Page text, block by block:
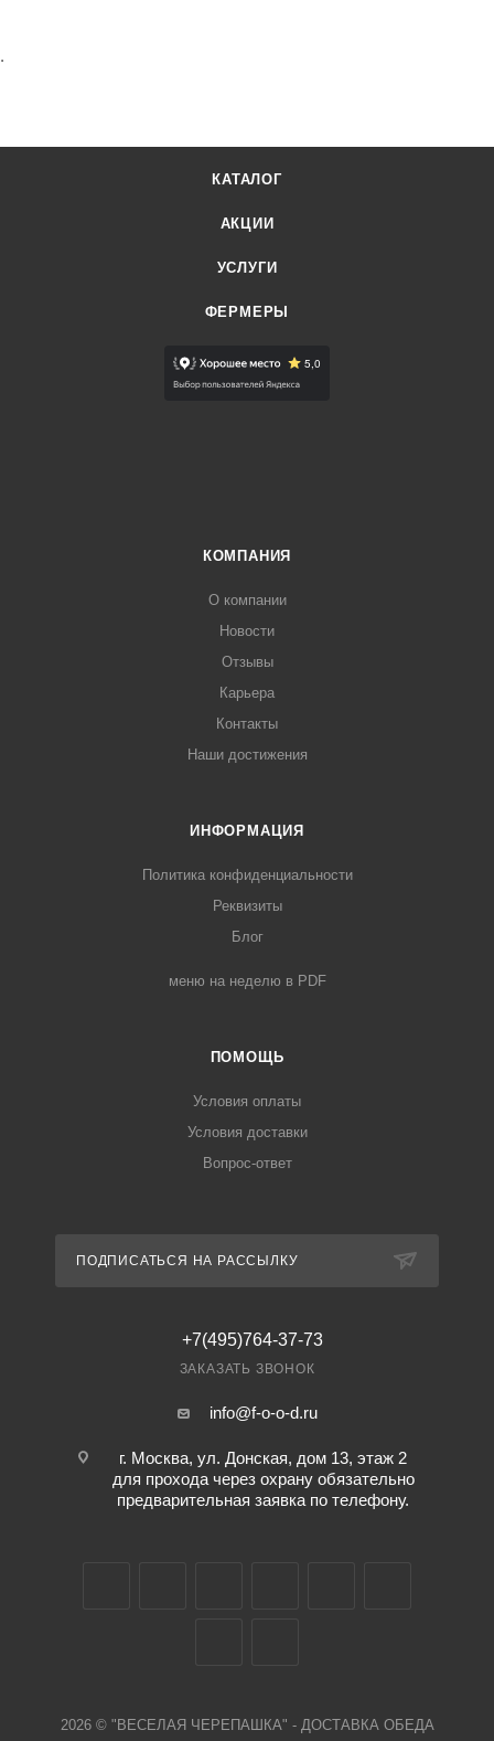
.
КАТАЛОГ
АКЦИИ
УСЛУГИ
ФЕРМЕРЫ
КОМПАНИЯ
О компании
Новости
Отзывы
Карьера
Контакты
Наши достижения
ИНФОРМАЦИЯ
Политика конфиденциальности
Реквизиты
Блог
меню на неделю в PDF
ПОМОЩЬ
Условия оплаты
Условия доставки
Вопрос-ответ
ПОДПИСАТЬСЯ НА РАССЫЛКУ
+7(495)764-37-73
ЗАКАЗАТЬ ЗВОНОК
info@f-o-o-d.ru
г. Москва, ул. Донская, дом 13, этаж 2
для прохода через охрану обязательно
предварительная заявка по телефону.
2026 © "ВЕСЕЛАЯ ЧЕРЕПАШКА" - ДОСТАВКА ОБЕДА